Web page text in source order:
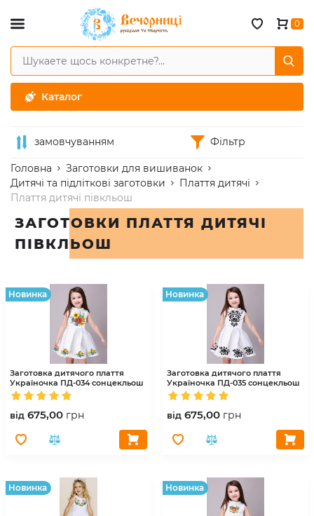
Каталог
0
замовчуванням Фільтр
Головна
Заготовки для вишиванок
Дитячі та підліткові заготовки
Плаття дитячі
Плаття дитячі півкльош
ЗАГОТОВКИ ПЛАТТЯ ДИТЯЧІ
ПІВКЛЬОШ
Hовинка
Заготовка дитячого плаття
Україночка ПД-034 сонцекльош
вiд 675,00 грн
Hовинка
Заготовка дитячого плаття
Україночка ПД-035 сонцекльош
вiд 675,00 грн
Hовинка Hовинка